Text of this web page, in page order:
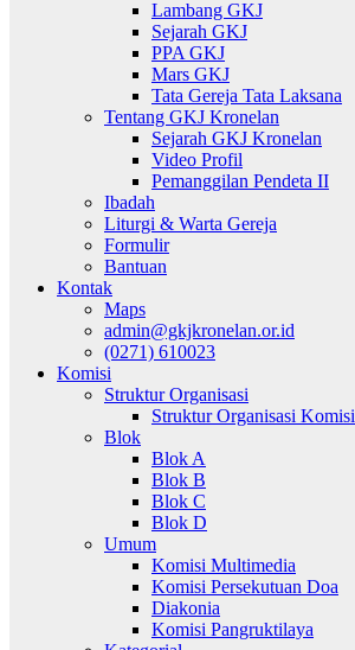
Lambang GKJ
Sejarah GKJ
PPA GKJ
Mars GKJ
Tata Gereja Tata Laksana
Tentang GKJ Kronelan
Sejarah GKJ Kronelan
Video Profil
Pemanggilan Pendeta II
Ibadah
Liturgi & Warta Gereja
Formulir
Bantuan
Kontak
Maps
admin@gkjkronelan.or.id
(0271) 610023
Komisi
Struktur Organisasi
Struktur Organisasi
Blok
Blok A
Blok B
Blok C
Blok D
Umum
Komisi Multimedia
Komisi Persekutuan Doa
Diakonia
Komisi Pangruktilaya